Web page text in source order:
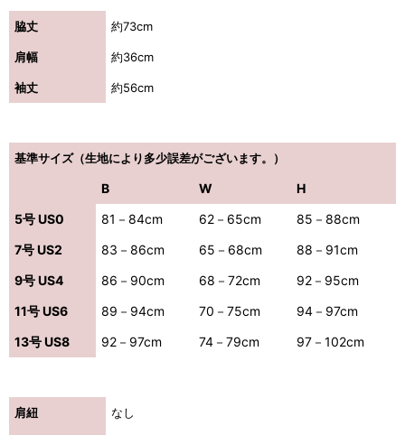
脇丈 約73cm
肩幅 約36cm
袖丈 約56cm
基準サイズ（生地により多少誤差がございます。）
B W
H
5号 US0
81－84cm 62－65cm
85－88cm
7号 US2
83－86cm 65－68cm
88－91cm
9号 US4
86－90cm 68－72cm
92－95cm
11号 US6
89－94cm 70－75cm
94－97cm
13号 US8
92－97cm 74－79cm 97－102cm
肩紐 なし